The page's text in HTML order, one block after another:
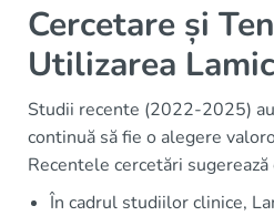
Cercetare și
Utilizarea
Studii recente (2022-2025)
continuă să fie o alegere
Recentele cercetări sugerează
În cadrul studiilor clinice,